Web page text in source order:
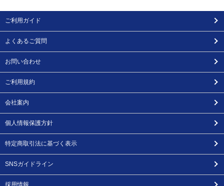
ご利用ガイド
よくあるご質問
お問い合わせ
ご利用規約
会社案内
個人情報保護方針
特定商取引法に基づく表示
SNSガイドライン
採用情報